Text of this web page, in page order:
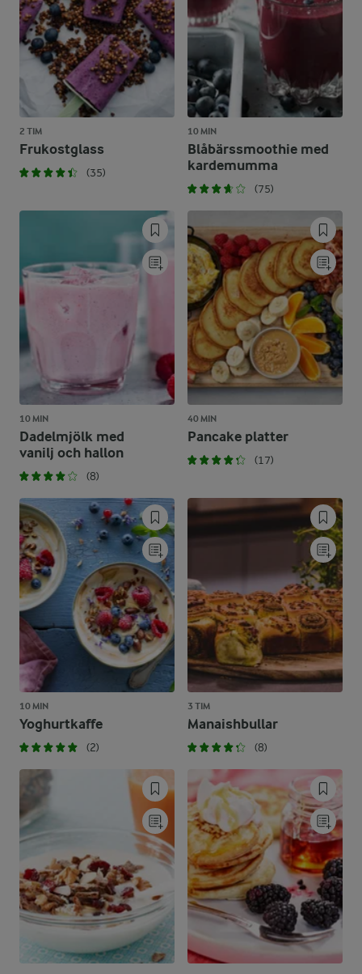
2 TIM
Frukostglass
(35)
10 MIN
Blåbärssmoothie med
kardemumma
(75)
10 MIN
Dadelmjölk med
vanilj och hallon
(8)
40 MIN
Pancake platter
(17)
10 MIN
Yoghurtkaffe
(2)
3 TIM
Manaishbullar
(8)